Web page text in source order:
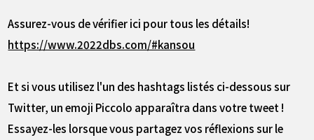
Assurez-vous de vérifier ici pour tous les détails!
https://www.2022dbs.com/#kansou
Et si vous utilisez l'un des hashtags listés ci-dessous sur
Twitter, un emoji Piccolo apparaîtra dans votre tweet !
Essayez-les lorsque vous partagez vos réflexions sur le